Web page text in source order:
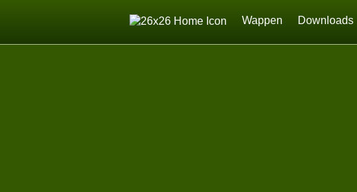
Home
Wappen Downloads